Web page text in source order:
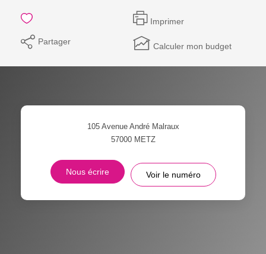
Imprimer
Partager Calculer mon budget
105 Avenue André Malraux
57000 METZ
Nous écrire Voir le numéro